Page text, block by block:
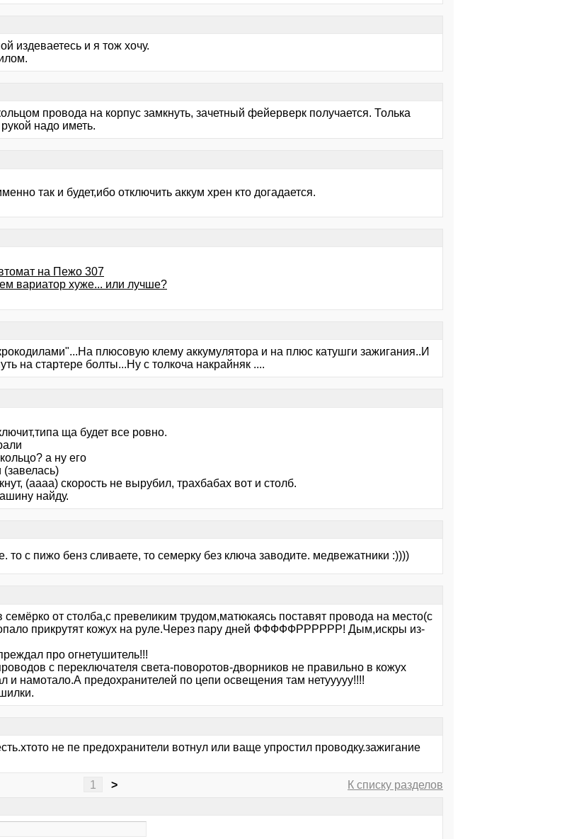
издеваетесь и я тож хочу.
провода на корпус замкнуть, зачетный фейерверк получается. Толька
надо иметь.
так и будет,ибо отключить аккум хрен кто догадается.
на Пежо 307
вариатор хуже... или лучше?
плюсовую клему аккумулятора и на плюс катушги зажигания..И
на стартере болты...Ну с толкоча накрайняк ....
ща будет все ровно.
а ну его
(аааа) скорость не вырубил, трахбабах вот и столб.
найду.
то с пижо бенз сливаете, то семерку без ключа заводите. медвежатники :))))
от столба,с превеликим трудом,матюкаясь поставят провода на место(с
прикрутят кожух на руле.Через пару дней ФФФФФРРРРРР! Дым,искры из-
про огнетушитель!!!
с переключателя света-поворотов-дворников не правильно в кожух
и намотало.А предохранителей по цепи освещения там нетууууу!!!!
не пе предохранители вотнул или ваще упростил проводку.зажигание
1 >
К списку разделов